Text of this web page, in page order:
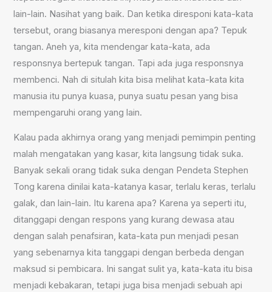
lain-lain. Nasihat yang baik. Dan ketika diresponi kata-kata
tersebut, orang biasanya meresponi dengan apa? Tepuk
tangan. Aneh ya, kita mendengar kata-kata, ada
responsnya bertepuk tangan. Tapi ada juga responsnya
membenci. Nah di situlah kita bisa melihat kata-kata kita
manusia itu punya kuasa, punya suatu pesan yang bisa
mempengaruhi orang yang lain.
Kalau pada akhirnya orang yang menjadi pemimpin penting
malah mengatakan yang kasar, kita langsung tidak suka.
Banyak sekali orang tidak suka dengan Pendeta Stephen
Tong karena dinilai kata-katanya kasar, terlalu keras, terlalu
galak, dan lain-lain. Itu karena apa? Karena ya seperti itu,
ditanggapi dengan respons yang kurang dewasa atau
dengan salah penafsiran, kata-kata pun menjadi pesan
yang sebenarnya kita tanggapi dengan berbeda dengan
maksud si pembicara. Ini sangat sulit ya, kata-kata itu bisa
menjadi kebakaran, tetapi juga bisa menjadi sebuah api